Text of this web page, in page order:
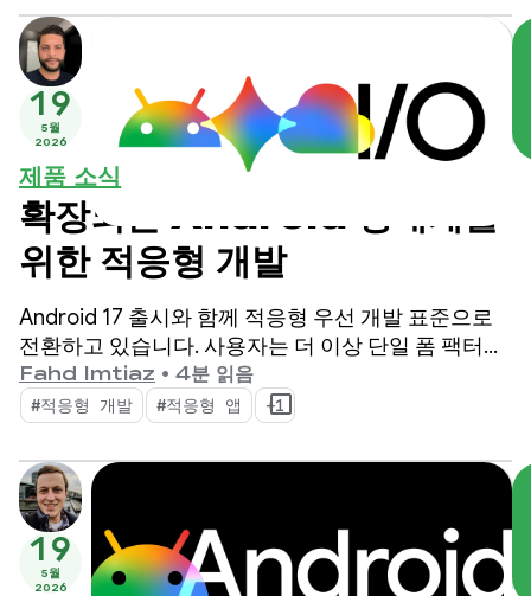
19
5월
2026
제품 소식
확장되는 Android 생태계를
위한 적응형 개발
Android 17 출시와 함께 적응형 우선 개발 표준으로
전환하고 있습니다. 사용자는 더 이상 단일 폼 팩터에
의존하지 않습니다. 하루 종일 휴대전화, 폴더블, 태블
릿, 노트북, 자동차 디스플레이, 몰입형 XR 환경 간에
전환합니다.
Fahd Imtiaz • 4분 읽음
#적응형 개발 #적응형 앱 +1
19
5월
2026